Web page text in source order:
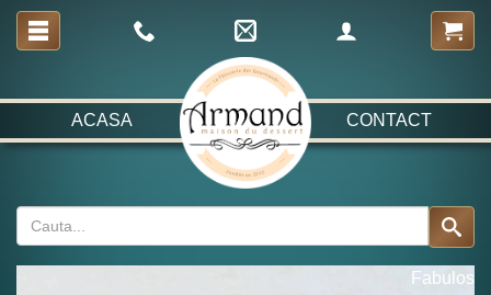
ACASA CONTACT
Fabulos